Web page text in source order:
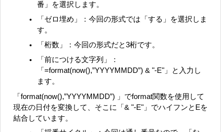
番」を選択します。
「ゼロ埋め」：今回の形式では「する」を選択しま
す。
「桁数」：今回の形式だと3桁です。
「前につける文字列」：
「=format(now(),”YYYYMMDD”) & "-E"」と入力し
ます。
「format(now(),”YYYYMMDD”) 」でformat関数を使用して
現在の日付を変換して、そこに「& "-E"」でハイフンとEを
結合しています。